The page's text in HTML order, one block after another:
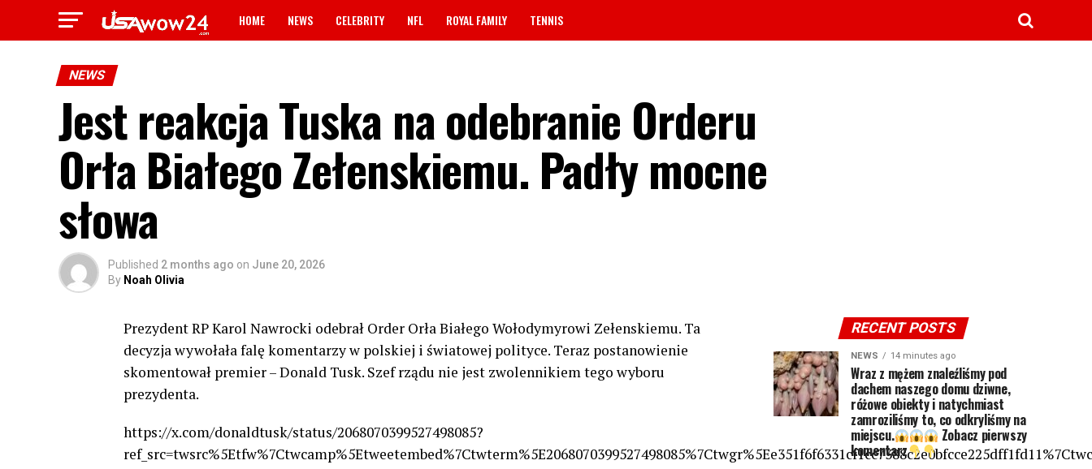
HOME NEWS CELEBRITY NFL ROYAL FAMILY TENNIS
NEWS
Jest reakcja Tuska na odebranie Orderu
Orła Białego Zełenskiemu. Padły mocne
słowa
Published 2 months ago on June 20, 2026
By Noah Olivia
Prezydent RP Karol Nawrocki odebrał Order Orła Białego Wołodymyrowi Zełenskiemu. Ta
decyzja wywołała falę komentarzy w polskiej i światowej polityce. Teraz postanowienie
skomentował premier – Donald Tusk. Szef rządu nie jest zwolennikiem tego wyboru
prezydenta.
https://x.com/donaldtusk/status/2068070399527498085?
RECENT POSTS
NEWS 14 minutes ago
Wraz z mężem znaleźliśmy pod
dachem naszego domu dziwne,
różowe obiekty i natychmiast
zamroziliśmy to, co odkryliśmy na
miejscu. Zobacz pierwszy
komentarz